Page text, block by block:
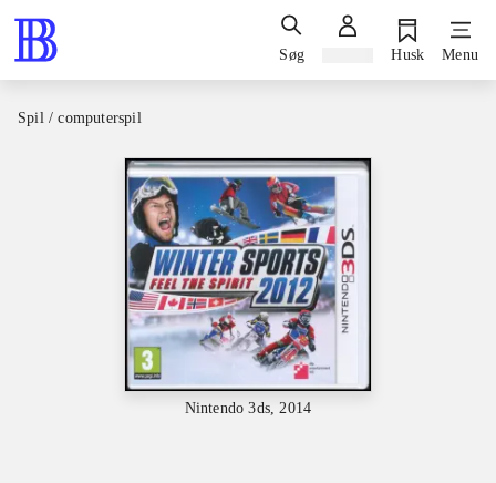
Søg Husk Menu
Spil / computerspil
Nintendo 3ds, 2014